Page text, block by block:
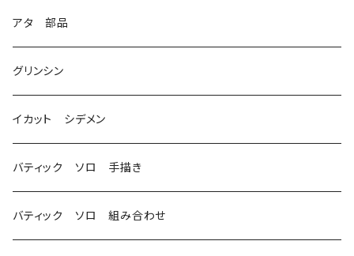
3
アタ 部品
グリンシン
イカット シデメン
バティック ソロ 手描き
バティック ソロ 組み合わせ